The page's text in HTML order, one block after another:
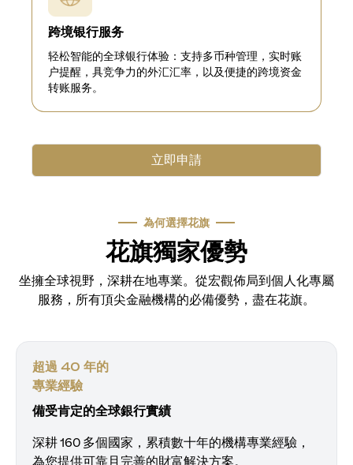
跨境银行服务
轻松智能的全球银行体验：支持多币种管理，实时账
户提醒，具竞争力的外汇汇率，以及便捷的跨境资金
转账服务。
立即申請
為何選擇花旗
花旗獨家優勢
坐擁全球視野，深耕在地專業。從宏觀佈局到個人化專屬
服務，所有頂尖金融機構的必備優勢，盡在花旗。
超過 40 年的
專業經驗
備受肯定的全球銀行實績
深耕 160 多個國家，累積數十年的機構專業經驗，
為您提供可靠且完善的財富解決方案。